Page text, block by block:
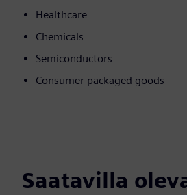
Healthcare
Chemicals
Semiconductors
Consumer packaged goods
Saatavilla